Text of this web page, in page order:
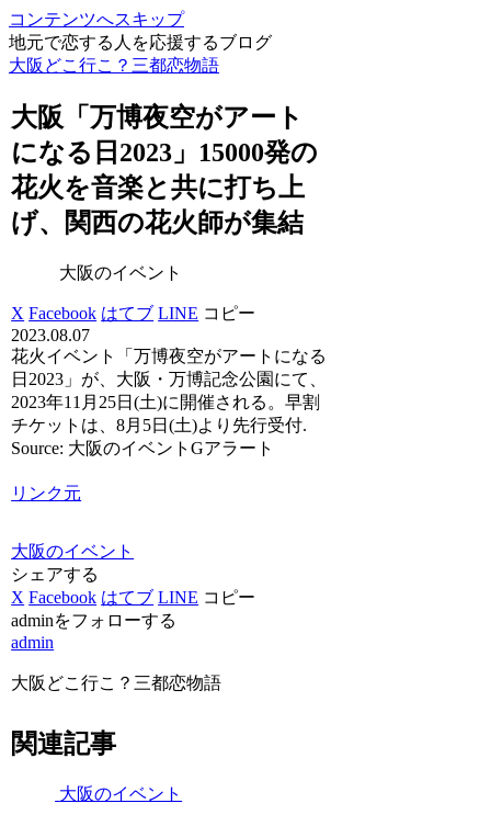
コンテンツへスキップ
地元で恋する人を応援するブログ
大阪どこ行こ？三都恋物語
大阪 「万博夜空がアート
になる日2023」15000発の
花火を音楽と共に打ち上
げ、関西の花火師が集結
大阪のイベント
X Facebook はてブ LINE コピー
2023.08.07
花火イベント「万博夜空がアートになる
日2023」が、大阪・万博記念公園にて、
2023年11月25日(土)に開催される。早割
チケットは、8月5日(土)より先行受付.
Source: 大阪のイベントGアラート
リンク元
大阪のイベント
シェアする
X Facebook はてブ LINE コピー
adminをフォローする
admin
大阪どこ行こ？三都恋物語
関連記事
大阪のイベント